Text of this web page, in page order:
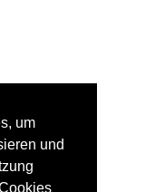
um
und